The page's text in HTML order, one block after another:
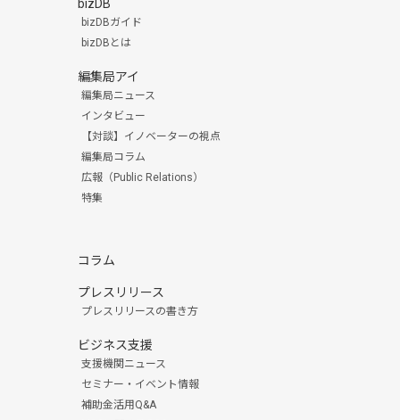
bizDB
bizDBガイド
bizDBとは
編集局アイ
編集局ニュース
インタビュー
【対談】イノベーターの視点
編集局コラム
広報（Public Relations）
特集
コラム
プレスリリース
プレスリリースの書き方
ビジネス支援
支援機関ニュース
セミナー・イベント情報
補助金活用Q&A